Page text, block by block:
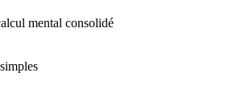
mental consolidé